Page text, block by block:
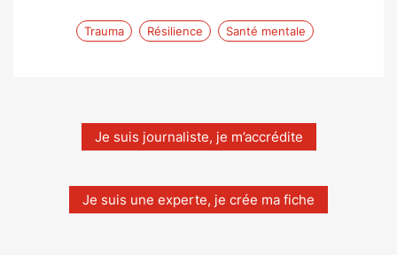
Trauma Résilience Santé mentale
Je suis journaliste, je m’accrédite
Je suis une experte, je crée ma fiche